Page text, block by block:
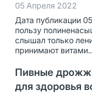
05 Апреля 2022
Дата публикации
пользу
слышал только
принимают
Пивные
для здоровья